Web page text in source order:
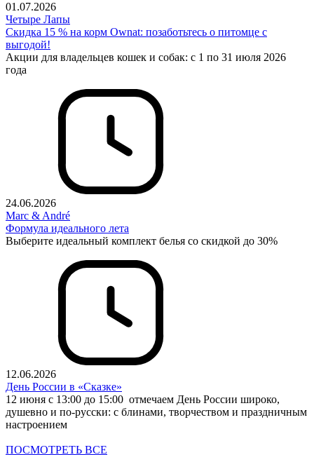
01.07.2026
Четыре Лапы
Cкидка 15 % на корм Ownat: позаботьтесь о питомце с
выгодой!
Акции для владельцев кошек и собак: с 1 по 31 июля 2026
года
24.06.2026
Marc & André
Формула идеального лета
Выберите идеальный комплект белья со скидкой до 30%
12.06.2026
День России в «Сказке»
12 июня с 13:00 до 15:00 отмечаем День России широко,
душевно и по-русски: с блинами, творчеством и праздничным
настроением
ПОСМОТРЕТЬ ВСЕ